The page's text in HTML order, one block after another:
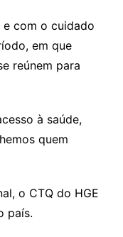
e com o cuidado
em que
reúnem para
à saúde,
quem
o CTQ do HGE
país.